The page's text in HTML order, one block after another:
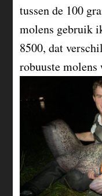
tussen de 100
molens gebruik
8500, dat
robuuste